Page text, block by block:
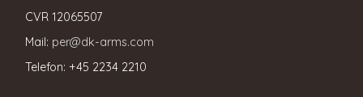
CVR 12065507
Mail: per@dk-arms.com
Telefon: +45 2234 2210